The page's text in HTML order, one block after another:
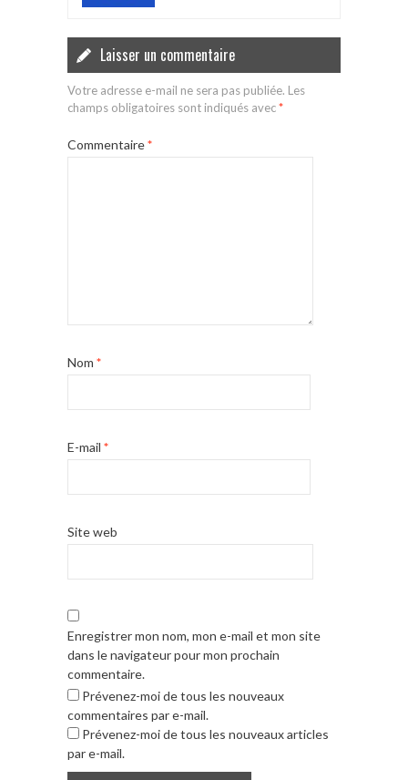
Laisser un commentaire
Votre adresse e-mail ne sera pas publiée. Les
champs obligatoires sont indiqués avec*
Commentaire*
Nom *
E-mail *
Site web
Enregistrer mon nom, mon e-mail et mon site
dans le navigateur pour mon prochain
commentaire.
Prévenez-moi de tous les nouveaux
commentaires par e-mail.
Prévenez-moi de tous les nouveaux articles
par e-mail.